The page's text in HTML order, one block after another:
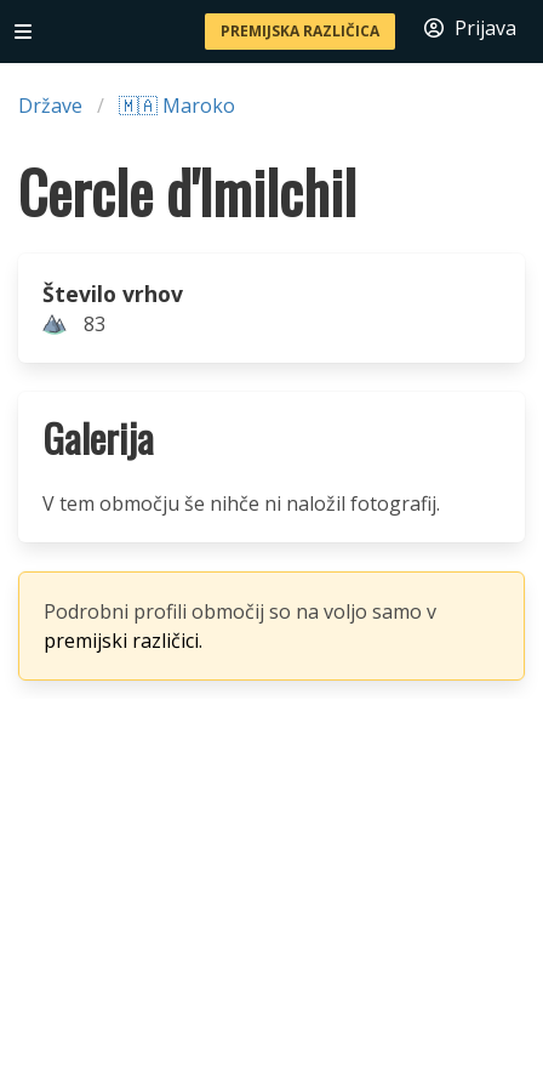
PREMIJSKA RAZLIČICA Prijava
Države 🇲🇦 Maroko
Cercle d'Imilchil
Število vrhov
83
Galerija
V tem območju še nihče ni naložil fotografij.
Podrobni profili območij so na voljo samo v
premijski različici.